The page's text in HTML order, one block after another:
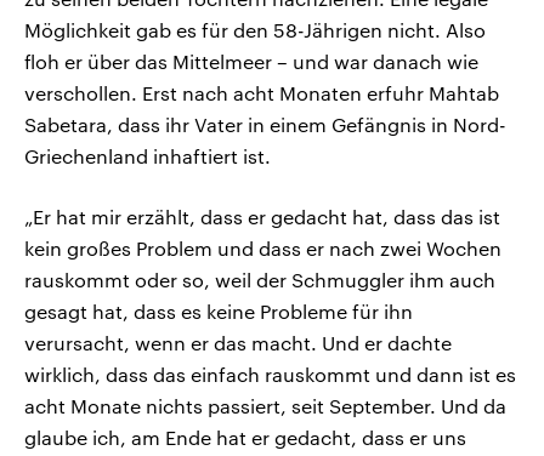
Möglichkeit gab es für den 58-Jährigen nicht. Also
floh er über das Mittelmeer – und war danach wie
verschollen. Erst nach acht Monaten erfuhr Mahtab
Sabetara, dass ihr Vater in einem Gefängnis in Nord-
Griechenland inhaftiert ist.
„Er hat mir erzählt, dass er gedacht hat, dass das ist
kein großes Problem und dass er nach zwei Wochen
rauskommt oder so, weil der Schmuggler ihm auch
gesagt hat, dass es keine Probleme für ihn
verursacht, wenn er das macht. Und er dachte
wirklich, dass das einfach rauskommt und dann ist es
acht Monate nichts passiert, seit September. Und da
glaube ich, am Ende hat er gedacht, dass er uns